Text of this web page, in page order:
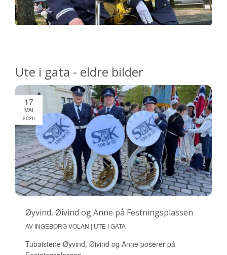
Ute i gata - eldre bilder
17
MAI
2026
Øyvind, Øivind og Anne på Festningsplassen
AV INGEBORG VOLAN | UTE I GATA
Tubaistene Øyvind, Øivind og Anne poserer på